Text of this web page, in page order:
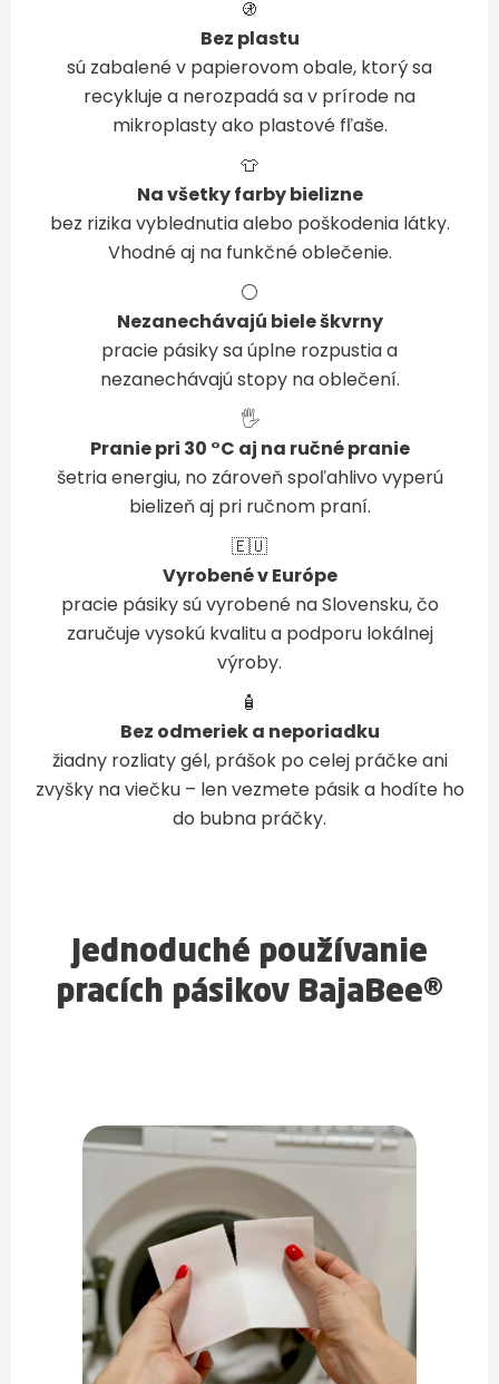
🚯
Bez plastu
sú zabalené v papierovom obale, ktorý sa
recykluje a nerozpadá sa v prírode na
mikroplasty ako plastové fľaše.
👕
Na všetky farby bielizne
bez rizika vyblednutia alebo poškodenia látky.
Vhodné aj na funkčné oblečenie.
⚪
Nezanechávajú biele škvrny
pracie pásiky sa úplne rozpustia a
nezanechávajú stopy na oblečení.
🖐️
Pranie pri 30 °C aj na ručné pranie
šetria energiu, no zároveň spoľahlivo vyperú
bielizeň aj pri ručnom praní.
🇪🇺
Vyrobené v Európe
pracie pásiky sú vyrobené na Slovensku, čo
zaručuje vysokú kvalitu a podporu lokálnej
výroby.
🧴
Bez odmeriek a neporiadku
žiadny rozliaty gél, prášok po celej práčke ani
zvyšky na viečku – len vezmete pásik a hodíte ho
do bubna práčky.
Jednoduché používanie
pracích pásikov BajaBee®